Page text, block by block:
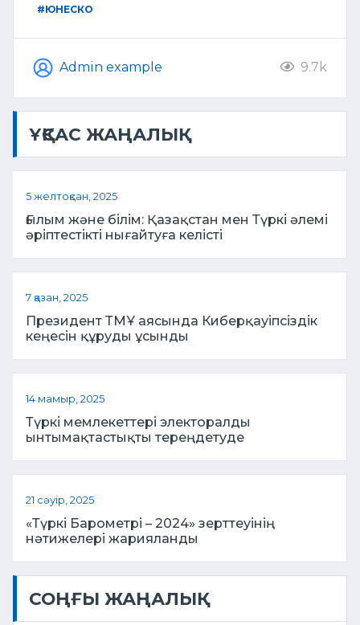
#ЮНЕСКО
Admin example 9.7k
ҰҚСАС ЖАҢАЛЫҚ
5 желтоқсан, 2025
Ғылым және білім: Қазақстан мен Түркі әлемі
әріптестікті нығайтуға келісті
7 қазан, 2025
Президент ТМҰ аясында Киберқауіпсіздік
кеңесін құруды ұсынды
14 мамыр, 2025
Түркі мемлекеттері электоралды
ынтымақтастықты тереңдетуде
21 сәуір, 2025
«Түркі Барометрі – 2024» зерттеуінің
нәтижелері жарияланды
СОҢҒЫ ЖАҢАЛЫҚ